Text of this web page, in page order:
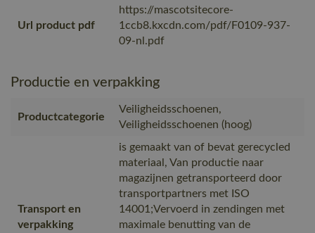
Url product pdf
https://mascotsitecore-
1ccb8.kxcdn.com/pdf/F0109-937-
09-nl.pdf
Productie en verpakking
Productcategorie
Veiligheidsschoenen,
Veiligheidsschoenen (hoog)
Transport en
verpakking
is gemaakt van of bevat gerecycled
materiaal, Van productie naar
magazijnen getransporteerd door
transportpartners met ISO
14001;Vervoerd in zendingen met
maximale benutting van de